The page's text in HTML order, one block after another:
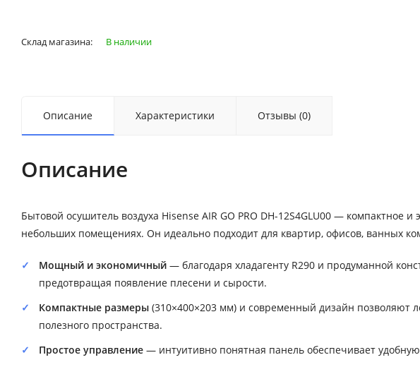
Склад магазина: В наличии
Описание Характеристики Отзывы (0)
Описание
Бытовой осушитель воздуха Hisense AIR GO PRO DH-12S4GLU00 — компактное
небольших помещениях. Он идеально подходит для квартир, офисов, ванных
Мощный и экономичный — благодаря хладагенту R290 и продуманной
предотвращая появление плесени и сырости.
Компактные размеры (310×400×203 мм) и современный дизайн позволяют
полезного пространства.
Простое управление — интуитивно понятная панель обеспечивает